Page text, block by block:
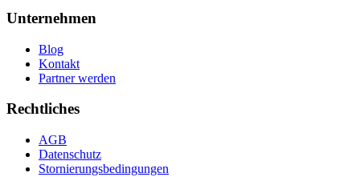
Unternehmen
Blog
Kontakt
Partner werden
Rechtliches
AGB
Datenschutz
Stornierungsbedingungen